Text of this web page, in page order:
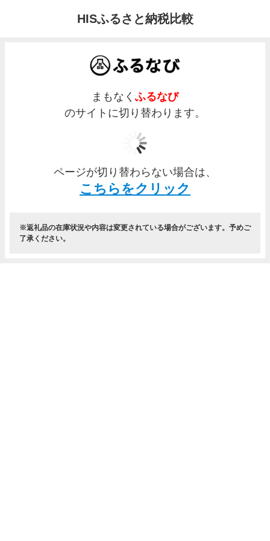
HISふるさと納税比較
まもなく ふるなび
のサイトに切り替わります。
ページが切り替わらない場合は、
こちらをクリック
返礼品の在庫状況や内容は変更されている場合がございます。予めご
了承ください。